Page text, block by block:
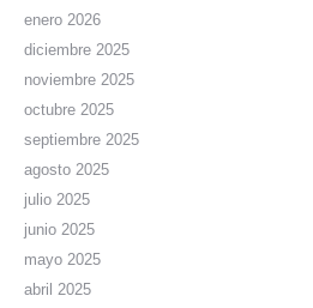
enero 2026
diciembre 2025
noviembre 2025
octubre 2025
septiembre 2025
agosto 2025
julio 2025
junio 2025
mayo 2025
abril 2025